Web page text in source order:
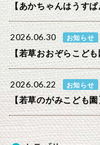
【あかちゃんはうす
2026.06.30 お知らせ
【若草おおぞらこど
2026.06.22 お知らせ
【若草のがみこども園